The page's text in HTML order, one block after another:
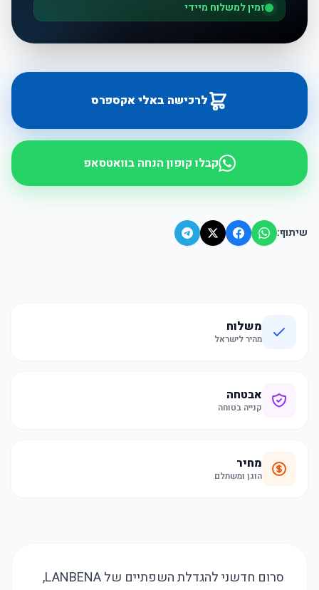
זמין למשלוח מיידי
לרכישה באלי אקספרס
קבלו קופון הנחה בוואטסאפ
שיתוף:
משלוח
מהיר לישראל
אבטחה
קנייה בטוחה
מחיר
הוגן ומשתלם
סרום חדשני להגדלת השפתיים של LANBENA,